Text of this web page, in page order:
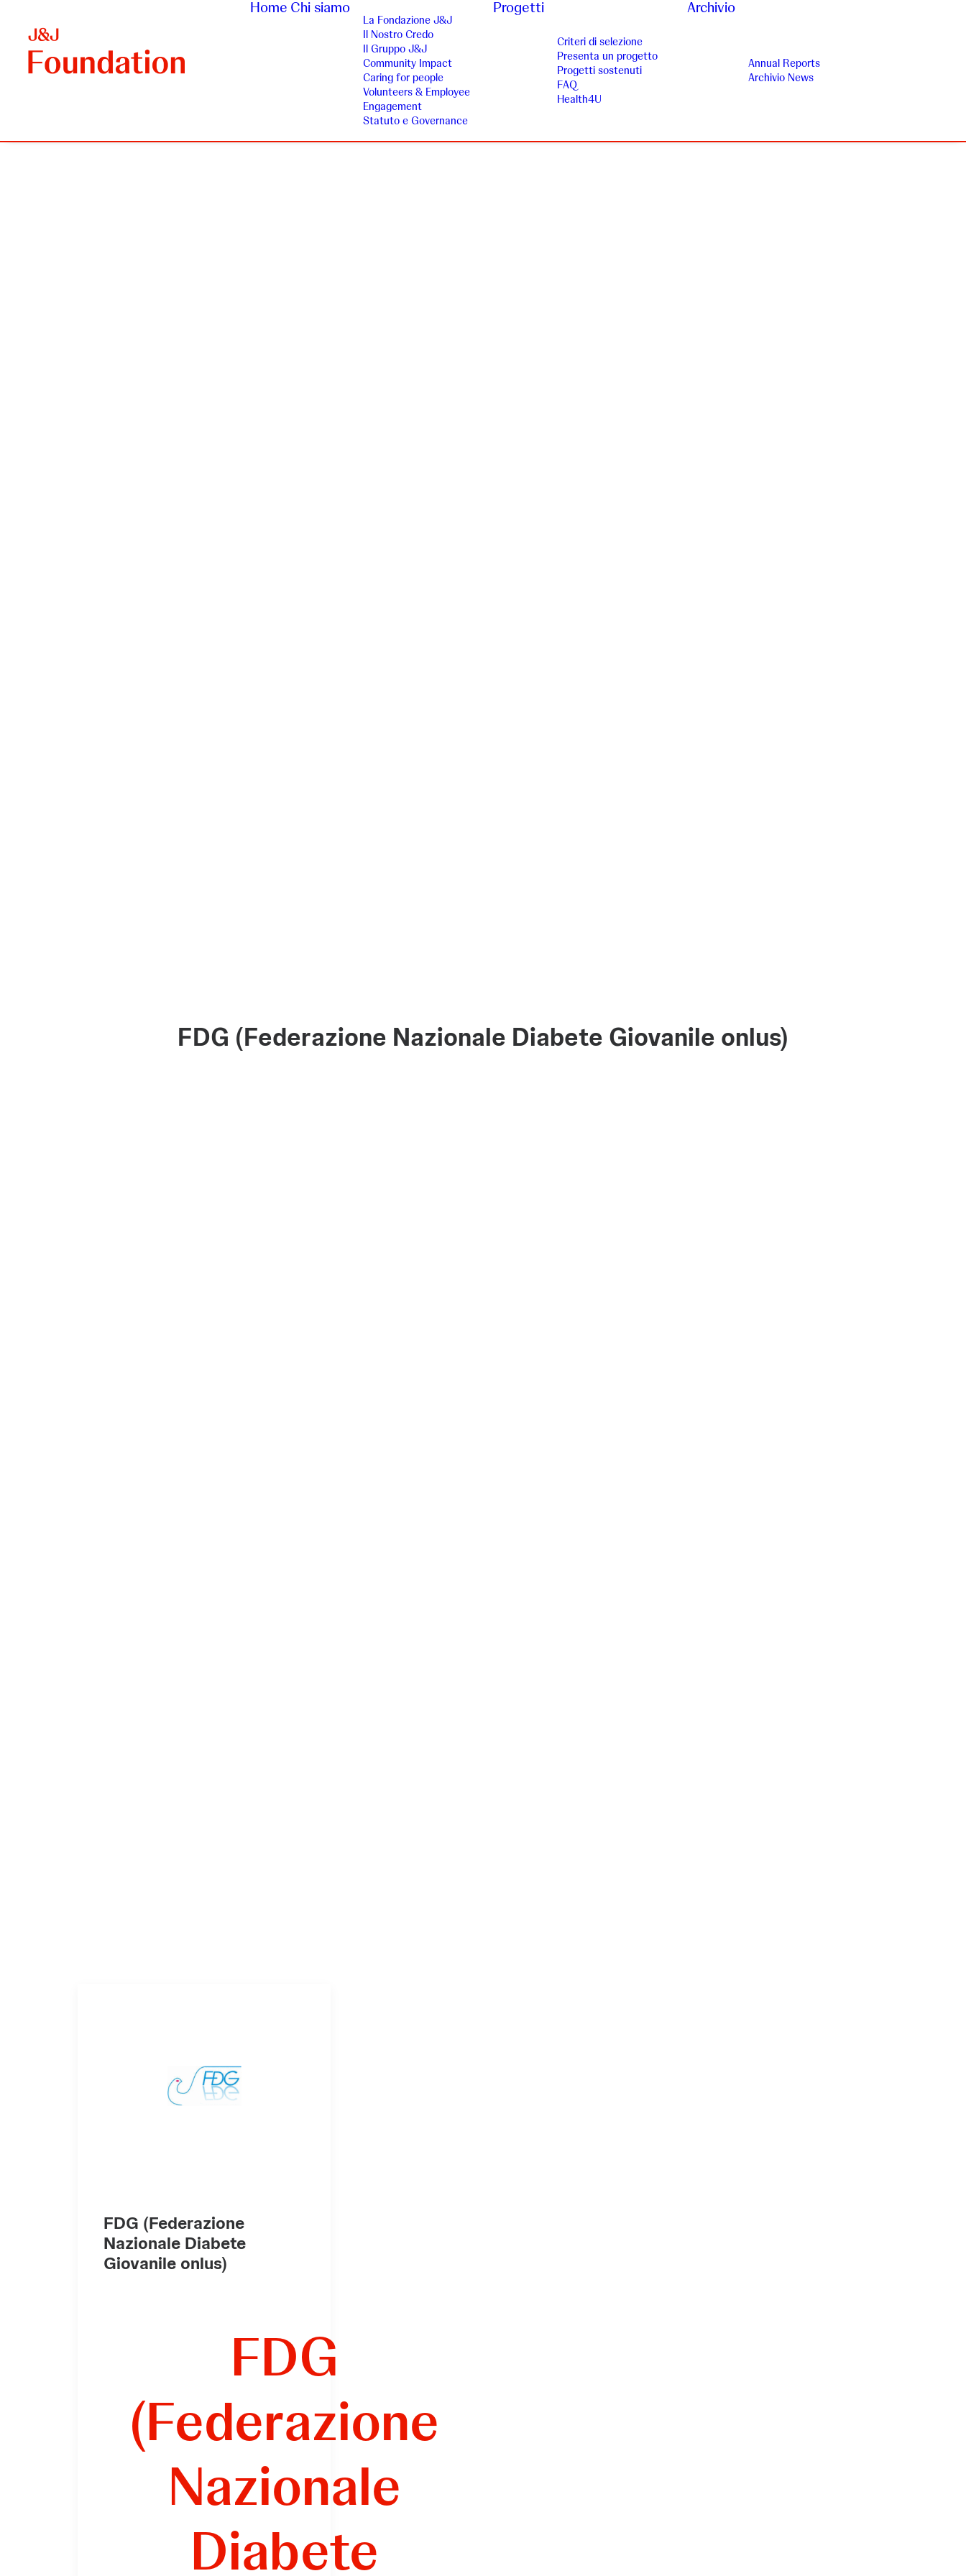
Home Chi siamo
La Fondazione J&J
Il Nostro Credo
Il Gruppo J&J
Community Impact
Caring for people
Volunteers & Employee
Engagement
Statuto e Governance
Progetti
Criteri di selezione
Presenta un progetto
Progetti sostenuti
FAQ
Health4U
Archivio
Annual Reports
Archivio News
FDG (Federazione Nazionale Diabete Giovanile onlus)
FDG (Federazione
Nazionale Diabete
Giovanile onlus)
FDG
(Federazione
Nazionale
Diabete